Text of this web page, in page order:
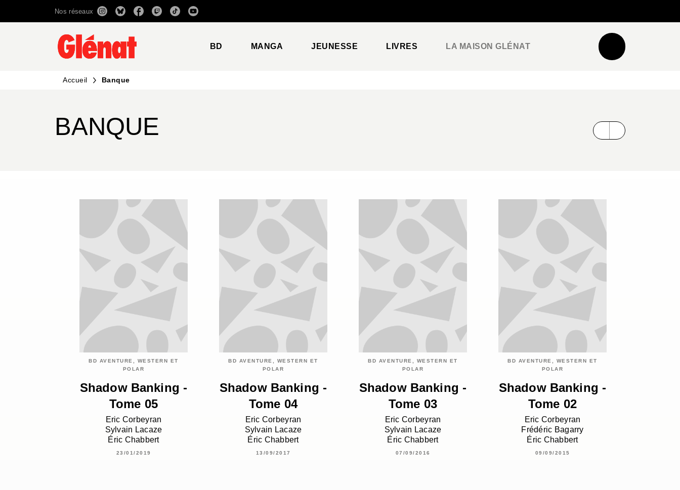
RECHERCHE CONTENU
Nos réseaux
BD MANGA JEUNESSE LIVRES LA MAISON GLÉNAT
Accueil Banque
BANQUE
BD AVENTURE, WESTERN ET
POLAR
Shadow Banking -
Tome 05
Eric Corbeyran
Sylvain Lacaze
Éric Chabbert
23/01/2019
BD AVENTURE, WESTERN ET
POLAR
Shadow Banking -
Tome 04
Eric Corbeyran
Sylvain Lacaze
Éric Chabbert
13/09/2017
BD AVENTURE, WESTERN ET
POLAR
Shadow Banking -
Tome 03
Eric Corbeyran
Sylvain Lacaze
Éric Chabbert
07/09/2016
BD AVENTURE, WESTERN ET
POLAR
Shadow Banking -
Tome 02
Eric Corbeyran
Frédéric Bagarry
Éric Chabbert
09/09/2015